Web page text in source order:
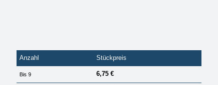
Anzahl Stückpreis
Bis9 6,75 €